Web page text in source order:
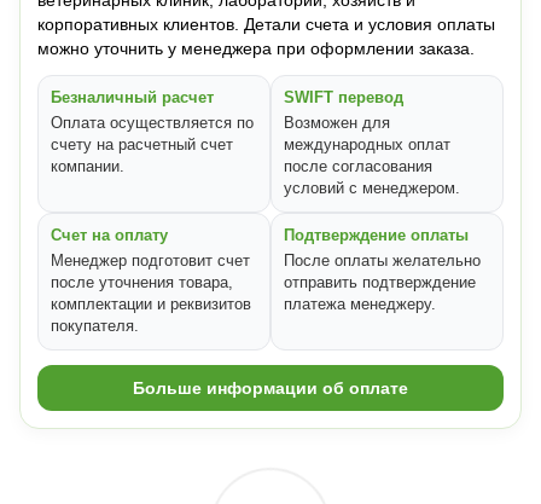
корпоративных клиентов. Детали счета и условия оплаты
можно уточнить у менеджера при оформлении заказа.
Безналичный расчет
Оплата осуществляется по
счету на расчетный счет
компании.
SWIFT перевод
Возможен для
международных оплат
после согласования
условий с менеджером.
Счет на оплату
Менеджер подготовит счет
после уточнения товара,
комплектации и реквизитов
покупателя.
Подтверждение оплаты
После оплаты желательно
отправить подтверждение
платежа менеджеру.
Больше информации об оплате